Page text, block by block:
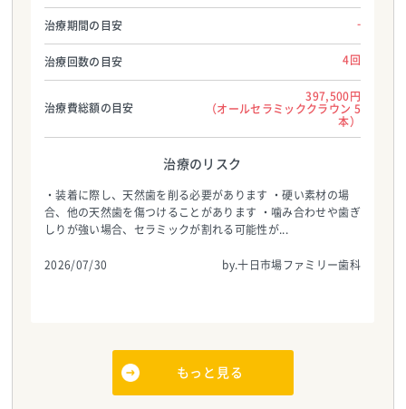
治療期間の目安 -
治療回数の目安 4回
治療費総額の目安
397,500円
（オールセラミッククラウン 5
本）
治療のリスク
・装着に際し、天然歯を削る必要があります ・硬い素材の場
合、他の天然歯を傷つけることがあります ・噛み合わせや歯ぎ
しりが強い場合、セラミックが割れる可能性が...
2026/07/30 by.十日市場ファミリー歯科
もっと見る